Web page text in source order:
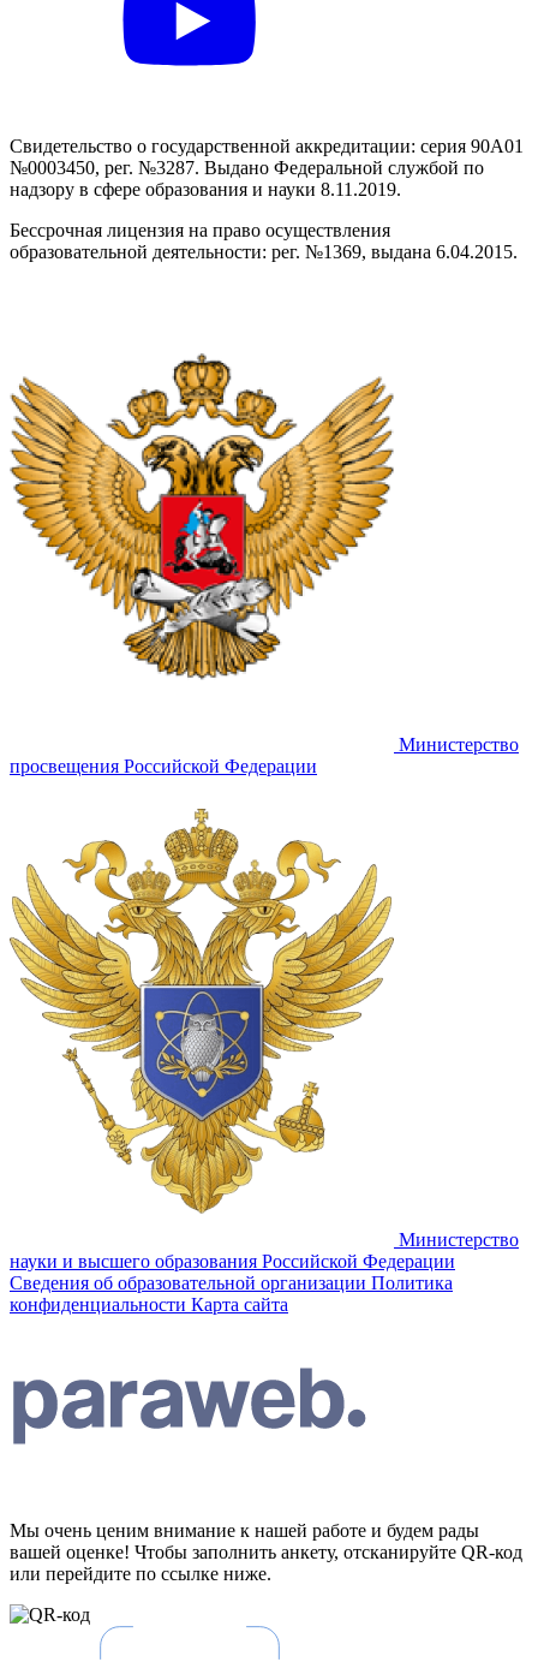
Свидетельство о государственной аккредитации: серия 90А01
№0003450, рег. №3287. Выдано Федеральной службой по
надзору в сфере образования и науки 8.11.2019.
Бессрочная лицензия на право осуществления
образовательной деятельности: рег. №1369, выдана 6.04.2015.
Министерство
просвещения Российской Федерации
Министерство
науки и высшего образования Российской Федерации
Сведения об образовательной организации Политика
конфиденциальности Карта сайта
Мы очень ценим внимание к нашей работе и будем рады
вашей оценке! Чтобы заполнить анкету, отсканируйте QR-код
или перейдите по ссылке ниже.